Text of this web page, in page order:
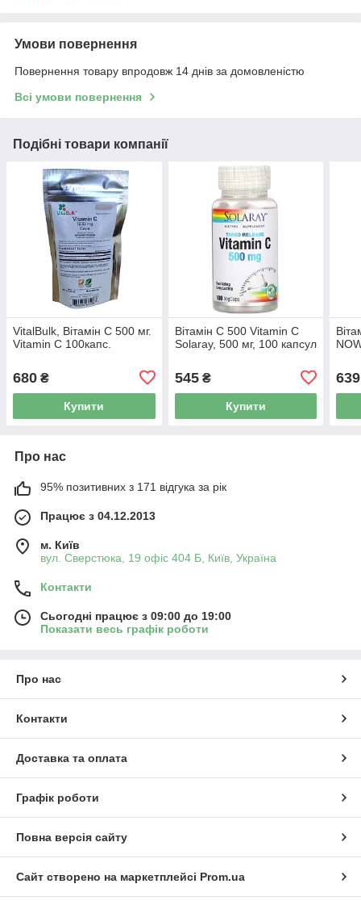
Умови повернення
Повернення товару впродовж 14 днів за домовленістю
Всі умови повернення
Подібні товари компанії
VitalBulk, Вітамін С 500 мг.
Vitamin C 100капс.
680 ₴
Купити
Вітамін С 500 Vitamin C
Solaray, 500 мг, 100 капсул
545₴
Купити
639
Про нас
95% позитивних з 171 відгука за рік
Працює з 04.12.2013
м. Київ
вул. Сверстюка, 19 офіс 404 Б, Київ, Україна
Контакти
Сьогодні працює з 09:00 до 19:00
Показати весь графік роботи
Про нас
Контакти
Доставка та оплата
Графік роботи
Повна версія сайту
Сайт створено на маркетплейсі Prom.ua